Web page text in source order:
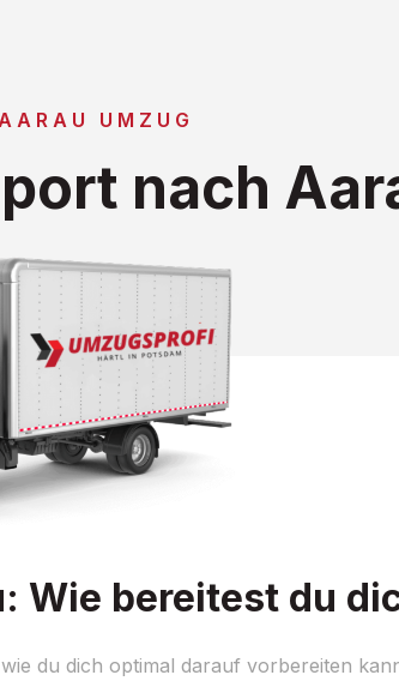
UMZUG
nach
Wie bereitest du
du dich optimal darauf vorbereiten